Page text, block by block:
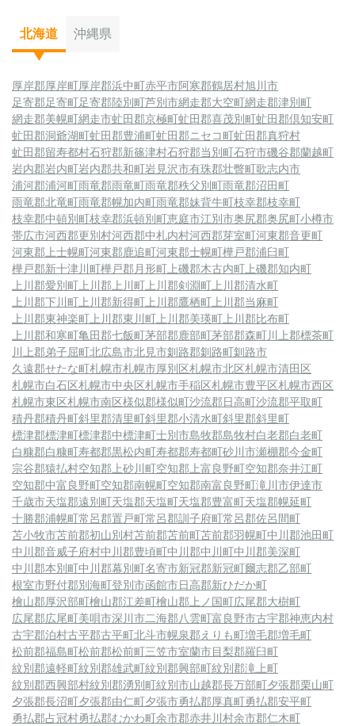
相談下さい。
北海道 沖縄県
厚岸郡厚岸町厚岸郡浜中町赤平市阿寒郡鶴居村旭川市
足寄郡足寄町足寄郡陸別町芦別市網走郡大空町網走郡津別町
網走郡美幌町網走市虻田郡京極町虻田郡喜茂別町虻田郡倶知安町
虻田郡洞爺湖町虻田郡豊浦町虻田郡ニセコ町虻田郡真狩村
虻田郡留寿都村石狩郡新篠津村石狩郡当別町石狩市磯谷郡蘭越町
岩内郡岩内町岩内郡共和町岩見沢市有珠郡壮瞥町歌志内市
浦河郡浦河町雨竜郡雨竜町雨竜郡秩父別町雨竜郡沼田町
雨竜郡北竜町雨竜郡幌加内町雨竜郡妹背牛町枝幸郡枝幸町
枝幸郡中頓別町枝幸郡浜頓別町恵庭市江別市奥尻郡奥尻町小樽市
帯広市河西郡更別村河西郡中札内村河西郡芽室町河東郡音更町
河東郡上士幌町河東郡鹿追町河東郡士幌町樺戸郡浦臼町
樺戸郡新十津川町樺戸郡月形町 上磯郡木古内町 上磯郡知内町
上川郡愛別町 上川郡上川町 上川郡剣淵町 上川郡清水町
上川郡下川町 上川郡新得町 上川郡鷹栖町 上川郡当麻町
上川郡東神楽町 上川郡東川町 上川郡美瑛町 上川郡比布町
上川郡和寒町亀田郡七飯町茅部郡鹿部町茅部郡森町川上郡標茶町
川上郡弟子屈町北広島市北見市釧路郡釧路町釧路市
久遠郡せたな町札幌市札幌市厚別区札幌市北区札幌市清田区
札幌市白石区札幌市中央区札幌市手稲区札幌市豊平区札幌市西区
札幌市東区札幌市南区様似郡様似町沙流郡日高町沙流郡平取町
積丹郡積丹町斜里郡清里町斜里郡小清水町斜里郡斜里町
標津郡標津町標津郡中標津町士別市島牧郡島牧村白老郡白老町
白糠郡白糠町寿都郡黒松内町寿都郡寿都町砂川市瀬棚郡今金町
宗谷郡猿払村空知郡上砂川町空知郡上富良野町空知郡奈井江町
空知郡中富良野町空知郡南幌町空知郡南富良野町滝川市伊達市
千歳市天塩郡遠別町天塩郡天塩町天塩郡豊富町天塩郡幌延町
十勝郡浦幌町常呂郡置戸町常呂郡訓子府町常呂郡佐呂間町
苫小牧市苫前郡初山別村苫前郡苫前町苫前郡羽幌町中川郡池田町
中川郡音威子府村中川郡豊頃町中川郡中川町中川郡美深町
中川郡本別町中川郡幕別町名寄市新冠郡新冠町爾志郡乙部町
根室市野付郡別海町登別市函館市日高郡新ひだか町
檜山郡厚沢部町檜山郡江差町檜山郡上ノ国町広尾郡大樹町
広尾郡広尾町美唄市深川市二海郡八雲町富良野市古宇郡神恵内村
古宇郡泊村古平郡古平町北斗市幌泉郡えりも町増毛郡増毛町
松前郡福島町松前郡松前町三笠市室蘭市目梨郡羅臼町
紋別郡遠軽町紋別郡雄武町紋別郡興部町紋別郡滝上町
紋別郡西興部村紋別郡湧別町紋別市山越郡長万部町夕張郡栗山町
夕張郡長沼町夕張郡由仁町夕張市勇払郡厚真町勇払郡安平町
勇払郡占冠村勇払郡むかわ町余市郡赤井川村余市郡仁木町